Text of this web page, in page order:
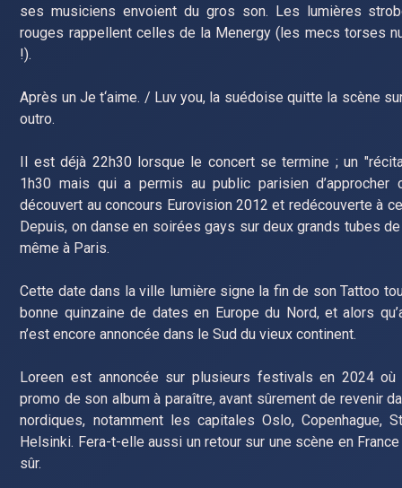
ses musiciens envoient du gros son. Les lumières
rouges rappellent celles de la Menergy (les mecs torses
!).
Après un Je t‘aime. / Luv you, la suédoise quitte la scène
outro.
Il est déjà 22h30 lorsque le concert se termine ; un
1h30 mais qui a permis au public parisien d’approcher
découvert au concours Eurovision 2012 et redécouverte à
Depuis, on danse en soirées gays sur deux grands tubes de
même à Paris.
Cette date dans la ville lumière signe la fin de son Tattoo
bonne quinzaine de dates en Europe du Nord, et alors
n’est encore annoncée dans le Sud du vieux continent.
Loreen est annoncée sur plusieurs festivals en 2024
promo de son album à paraître, avant sûrement de revenir
nordiques, notamment les capitales Oslo, Copenhague,
Helsinki. Fera-t-elle aussi un retour sur une scène en France
sûr.